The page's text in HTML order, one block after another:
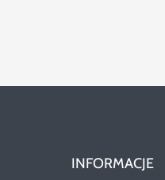
INFORMACJE